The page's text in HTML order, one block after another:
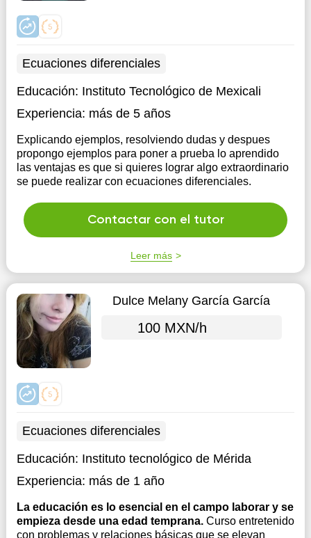
Ecuaciones diferenciales
Educación: Instituto Tecnológico de Mexicali
Experiencia: más de 5 años
Explicando ejemplos, resolviendo dudas y despues
propongo ejemplos para poner a prueba lo aprendido
las ventajas es que si quieres lograr algo extraordinario
se puede realizar con ecuaciones diferenciales.
Contactar con el tutor
Leer más
Dulce Melany García García
100 MXN/h
Ecuaciones diferenciales
Educación: Instituto tecnológico de Mérida
Experiencia: más de 1 año
La educación es lo esencial en el campo laborar y se
empieza desde una edad temprana. Curso entretenido
con problemas y relaciones básicas que se elevan